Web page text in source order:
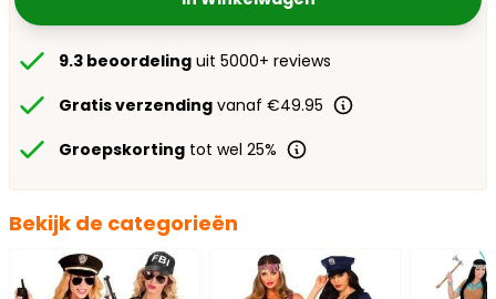
9.3 beoordeling uit 5000+ reviews
Gratis verzending vanaf €49.95
Groepskorting tot wel 25%
Bekijk de categorieën